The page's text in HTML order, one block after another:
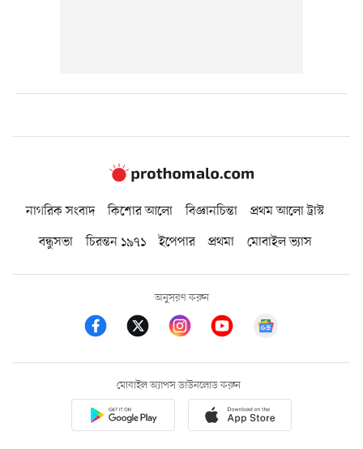
নাগরিক সংবাদ কিশোর আলো বিজ্ঞানচিন্তা
প্রথম আলো ট্রাস্ট
বন্ধুসভা
চিরন্তন ১৯৭১ ইপেপার প্রথমা মোবাইল ভ্যাস
অনুসরণ করুন
মোবাইল অ্যাপস ডাউনলোড করুন